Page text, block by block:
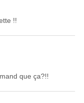
!!
que ça?!!